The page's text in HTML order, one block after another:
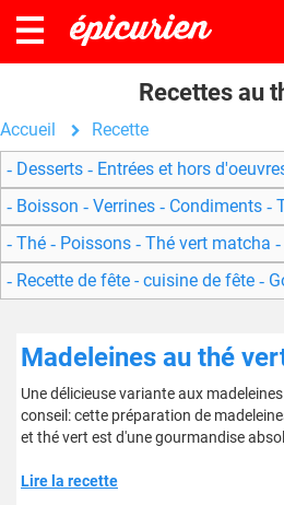
Recettes au
Accueil
Recette
Desserts
Entrées et hors
Boisson
Verrines Condiments
Thé
Poissons Thé vert matcha
Recette de fête - cuisine de fête
Madeleines au thé
Une délicieuse variante aux
conseil: cette préparation de
et thé vert est d'une gourmandise
Lire la recette